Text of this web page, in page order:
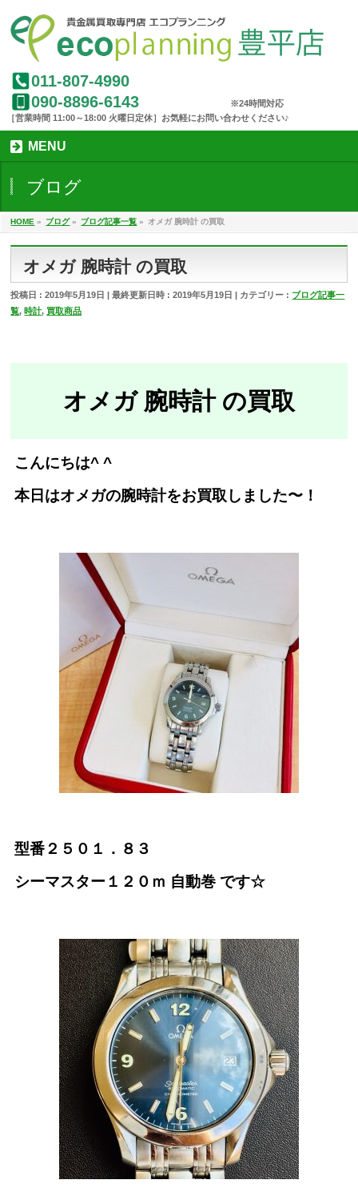
011-807-4990
090-8896-6143
MENU
ブログ
HOME » ブログ» ブログ記事一覧 » オメガ 腕時計 の買取
オメガ 腕時計 の買取
投稿日 : 2019年5月19日 最終更新日時 : 2019年5月19日 カテゴリー : ブログ記事一
覧,時計, 買取商品
オメガ 腕時計 の買取
こんにちは^ ^
本日はオメガの腕時計をお買取しました〜！
型番２５０１．８３
シーマスター１２０ｍ 自動巻 です☆